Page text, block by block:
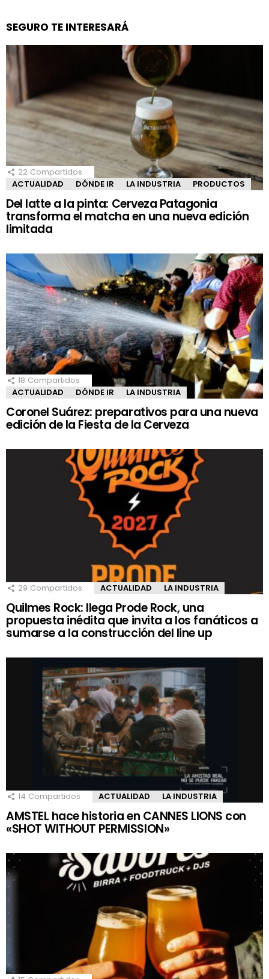
SEGURO TE INTERESARÁ
22 Compartidos
ACTUALIDAD
DÓNDE IR LA INDUSTRIA PRODUCTOS
Del latte a la pinta: Cerveza Patagonia
transforma el matcha en una nueva edición
limitada
18 Compartidos
ACTUALIDAD
DÓNDE IR LA INDUSTRIA
Coronel Suárez: preparativos para una nueva
edición de la Fiesta de la Cerveza
29 Compartidos ACTUALIDAD LA INDUSTRIA
Quilmes Rock: llega Prode Rock, una
propuesta inédita que invita a los fanáticos a
sumarse a la construcción del line up
14 Compartidos ACTUALIDAD LA INDUSTRIA
AMSTEL hace historia en CANNES LIONS con
«SHOT WITHOUT PERMISSION»